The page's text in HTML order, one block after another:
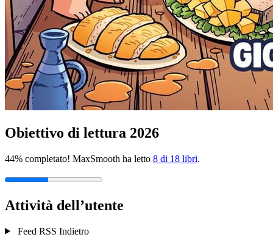
Obiettivo di lettura 2026
44% completato! MaxSmooth ha letto 8 di 18 libri.
Attività dell’utente
Feed RSS Indietro